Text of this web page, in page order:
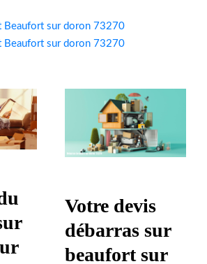
Beaufort sur doron 73270
Beaufort sur doron 73270
Votre devis
débarras sur
beaufort sur